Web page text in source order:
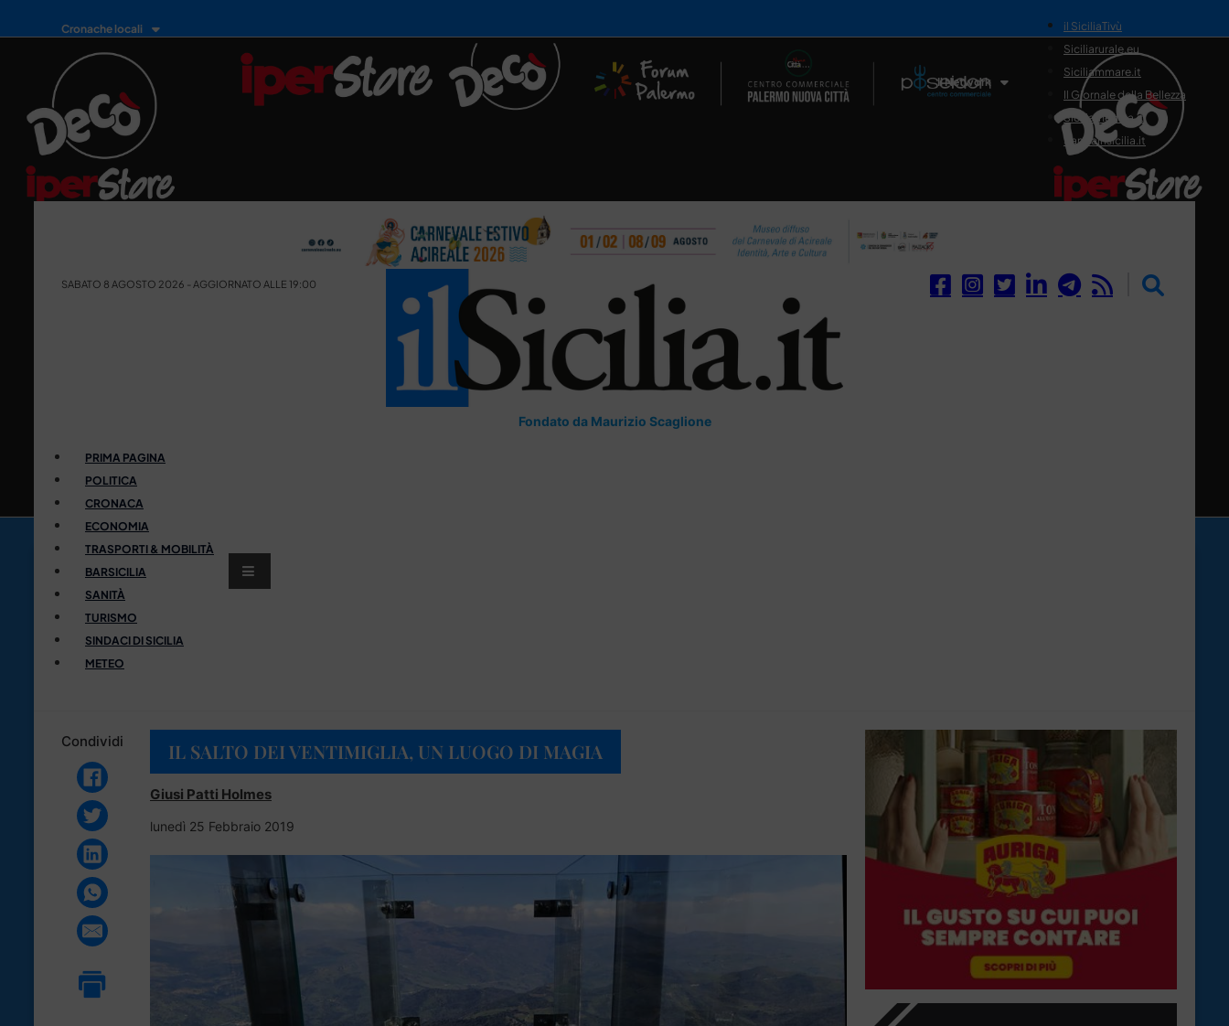
Cronache locali
Il Network
il SiciliaTivù
Siciliarurale.eu
Siciliammare.it
Il Giornale della Bellezza
Siciliamedica.it
Sanitainsicilia.it
SABATO 8 AGOSTO 2026 - AGGIORNATO ALLE 19:00
Fondato da Maurizio Scaglione
PRIMA PAGINA
POLITICA
CRONACA
ECONOMIA
TRASPORTI & MOBILITÀ
BARSICILIA
SANITÀ
TURISMO
SINDACI DI SICILIA
METEO
Condividi IL SALTO DEI VENTIMIGLIA, UN LUOGO DI MAGIA
Giusi Patti Holmes
lunedì 25 Febbraio 2019